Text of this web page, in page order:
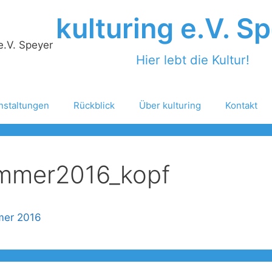
kulturing e.V.
Hier lebt die Kultur!
Rückblick Über kulturing Kontakt